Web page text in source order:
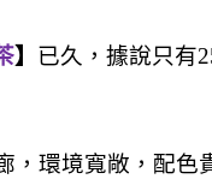
】 已久，據說只有
，環境寬敞，配色